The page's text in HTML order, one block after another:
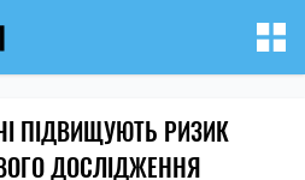
ПІДВИЩУЮТЬ РИЗИК
ДОСЛІДЖЕННЯ